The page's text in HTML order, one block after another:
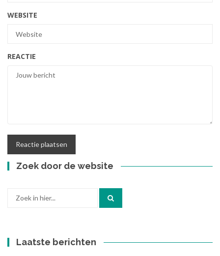
WEBSITE
REACTIE
Zoek door de website
Laatste berichten